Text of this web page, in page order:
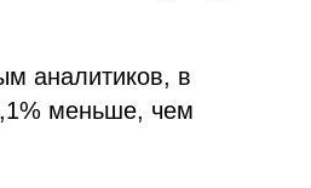
аналитиков, в
меньше, чем